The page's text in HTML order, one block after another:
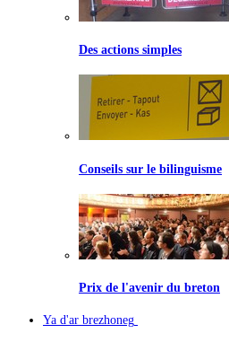
Des actions simples
Conseils sur le bilinguisme
Prix de l'avenir du breton
Ya d'ar brezhoneg